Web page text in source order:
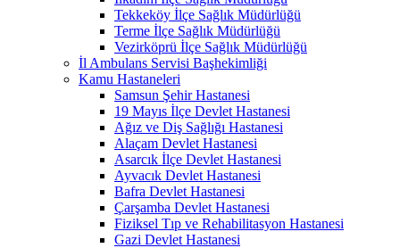
Tekkeköy İlçe Sağlık Müdürlüğü
Terme İlçe Sağlık Müdürlüğü
Vezirköprü İlçe Sağlık Müdürlüğü
İl Ambulans Servisi Başhekimliği
Kamu Hastaneleri
Samsun Şehir Hastanesi
19 Mayıs İlçe Devlet Hastanesi
Ağız ve Diş Sağlığı Hastanesi
Alaçam Devlet Hastanesi
Asarcık İlçe Devlet Hastanesi
Ayvacık Devlet Hastanesi
Bafra Devlet Hastanesi
Çarşamba Devlet Hastanesi
Fiziksel Tıp ve Rehabilitasyon Hastanesi
Gazi Devlet Hastanesi